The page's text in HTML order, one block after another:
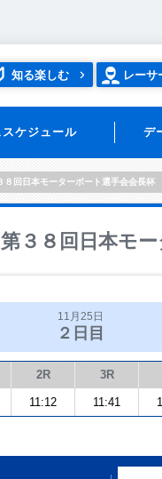
知る楽しむ レーサ
スケジュール デ
８回日本モーターボート選手会会長杯
第３８回日本モ
11月25日
２日目
2R 3R
11:12 11:41